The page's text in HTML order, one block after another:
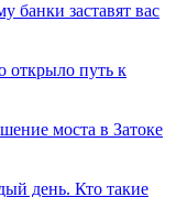
банки заставят вас
открыло путь к
моста в Затоке
день. Кто такие